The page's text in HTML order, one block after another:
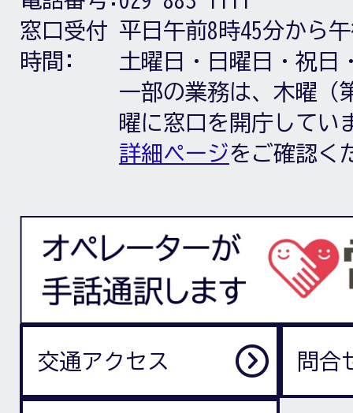
窓口受付
時間:
平日午前8時45分から
土曜日・日曜日・祝日
一部の業務は、木曜（
曜に窓口を開庁してい
詳細ページをご確認く
交通アクセス 問合